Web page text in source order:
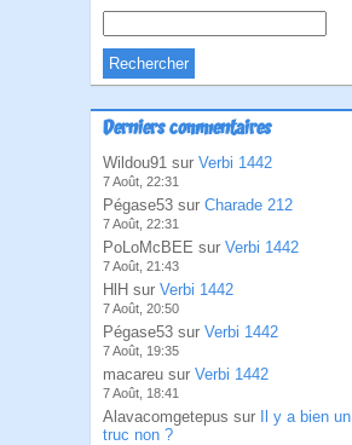
Derniers commentaires
Wildou91 sur Verbi 1442
7 Août, 22:31
Pégase53 sur Charade 212
7 Août, 22:31
PoLoMcBEE sur Verbi 1442
7 Août, 21:43
HlH sur Verbi 1442
7 Août, 20:50
Pégase53 sur Verbi 1442
7 Août, 19:35
macareu sur Verbi 1442
7 Août, 18:41
Alavacomgetepus sur
Il y a bien un
truc non ?